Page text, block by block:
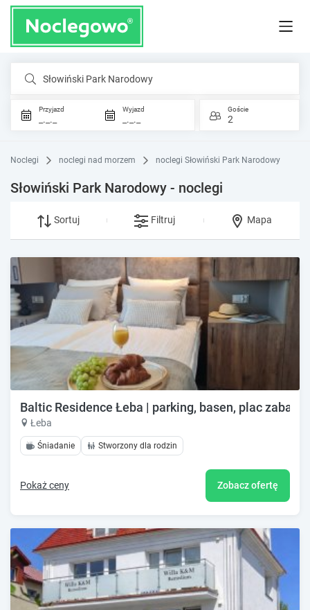
Słowiński Park Narodowy
Przyjazd
_._._
Wyjazd
_._._
Goście
2
Noclegi noclegi nad morzem noclegi Słowiński Park Narodowy
Słowiński Park Narodowy - noclegi
Sortuj Filtruj Mapa
Baltic Residence Łeba | parking, basen, plac zabaw
Łeba
Śniadanie Stworzony dla rodzin
Pokaż ceny Zobacz ofertę